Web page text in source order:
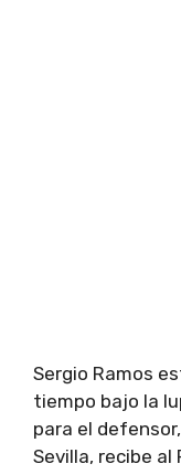
Sergio Ramos
tiempo bajo la
para el
Sevilla, recibe al